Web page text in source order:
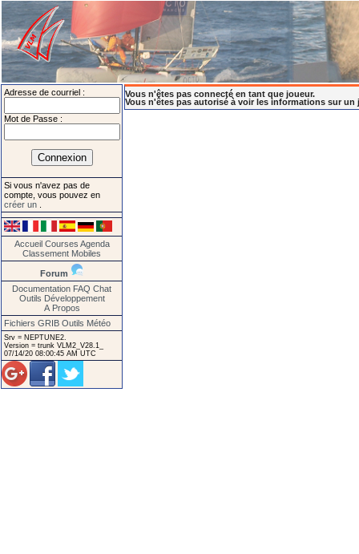
Adresse de courriel :
Mot de Passe :
Si vous n'avez pas de
compte, vous pouvez en
créer un
Accueil Courses Agenda
Classement Mobiles
Forum
Documentation FAQ Chat
Outils Développement
A Propos
Fichiers GRIB Outils Météo
Srv = NEPTUNE2.
Version = trunk VLM2_V28.1_
07/14/20 08:00:45 AM UTC
Vous n'êtes pas connecté en tant que joueur.
Vous n'êtes pas autorisé à voir les informations sur un